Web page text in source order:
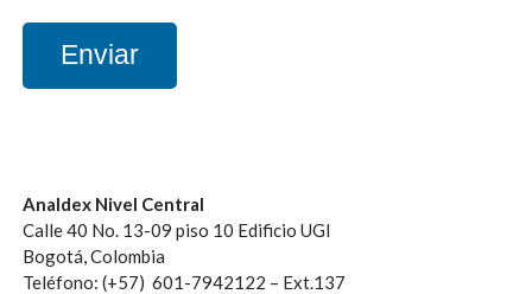
Analdex Nivel Central
Calle 40 No. 13-09 piso 10 Edificio UGI
Bogotá, Colombia
Teléfono: (+57) 601-7942122 – Ext.137